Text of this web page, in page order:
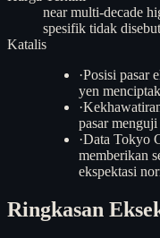
near multi-decade
spesifik tidak
Katalis
·Posisi pasar
yen
·
pasar
·Data Tokyo
memberikan
ekspektasi
Ringkasan